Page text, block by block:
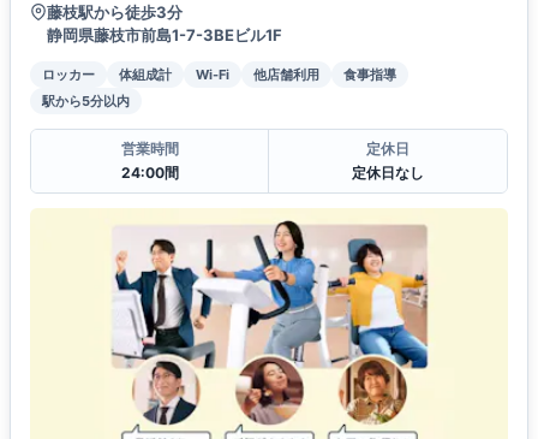
藤枝駅から徒歩3分
静岡県藤枝市前島1-7-3BEビル1F
ロッカー 体組成計 Wi-Fi 他店舗利用
食事指導
駅から5分以内
営業時間
24:00間
定休日
定休日なし